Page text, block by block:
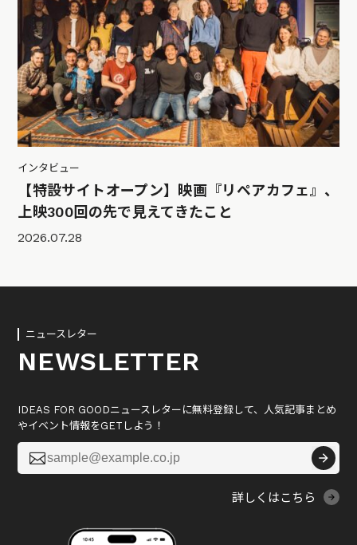
インタビュー
【特設サイトオープン】映画『リペアカフェ』、
上映300回の先で見えてきたこと
2026.07.28
ニュースレター
NEWSLETTER
IDEAS FOR GOODニュースレターに無料登録して、人気記事まとめ
やイベント情報をGETしよう！

詳しくはこちら